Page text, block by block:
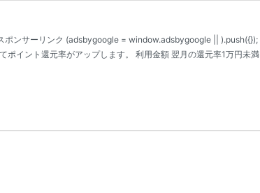
ポンサーリンク (adsbygoogle = window.adsbygoogle || ).push({});
イント還元率がアップします。 利用金額 翌月の還元率1万円未満